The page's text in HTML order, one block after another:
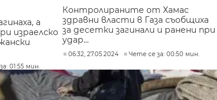
а
израелско
01:55 мин.
Контролираните от Хамас
здравни власти в Газа съобщиха
за десетки загинали и ранени при
удар...
06:32, 27.05.2024 Чете се за: 00:50 мин.